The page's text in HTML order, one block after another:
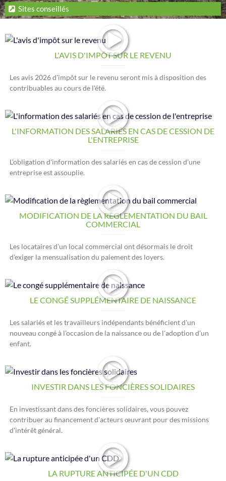
Sites conseillés
L'AVIS D'IMPÔT SUR LE REVENU
Les avis 2026 d'impôt sur le revenu seront mis à disposition des
contribuables au cours de l'été.
L'INFORMATION DES SALARIÉS EN CAS DE CESSION DE
L'ENTREPRISE
L'obligation d'information des salariés en cas de cession d'une
entreprise est assouplie.
MODIFICATION DE LA RÈGLEMENTATION DU BAIL
COMMERCIAL
Les locataires d'un local commercial ont désormais le droit
d'exiger la mensualisation du paiement des loyers.
LE CONGÉ SUPPLÉMENTAIRE DE NAISSANCE
Les salariés et les travailleurs indépendants bénéficient d'un
nouveau congé à l'occasion de la naissance ou de l'adoption d'un
enfant.
INVESTIR DANS LES FONCIÈRES SOLIDAIRES
En investissant dans des foncières solidaires, vous pouvez
contribuer au financement d'acteurs œuvrant pour des missions
d'intérêt général.
LA RUPTURE ANTICIPÉE D'UN CDD